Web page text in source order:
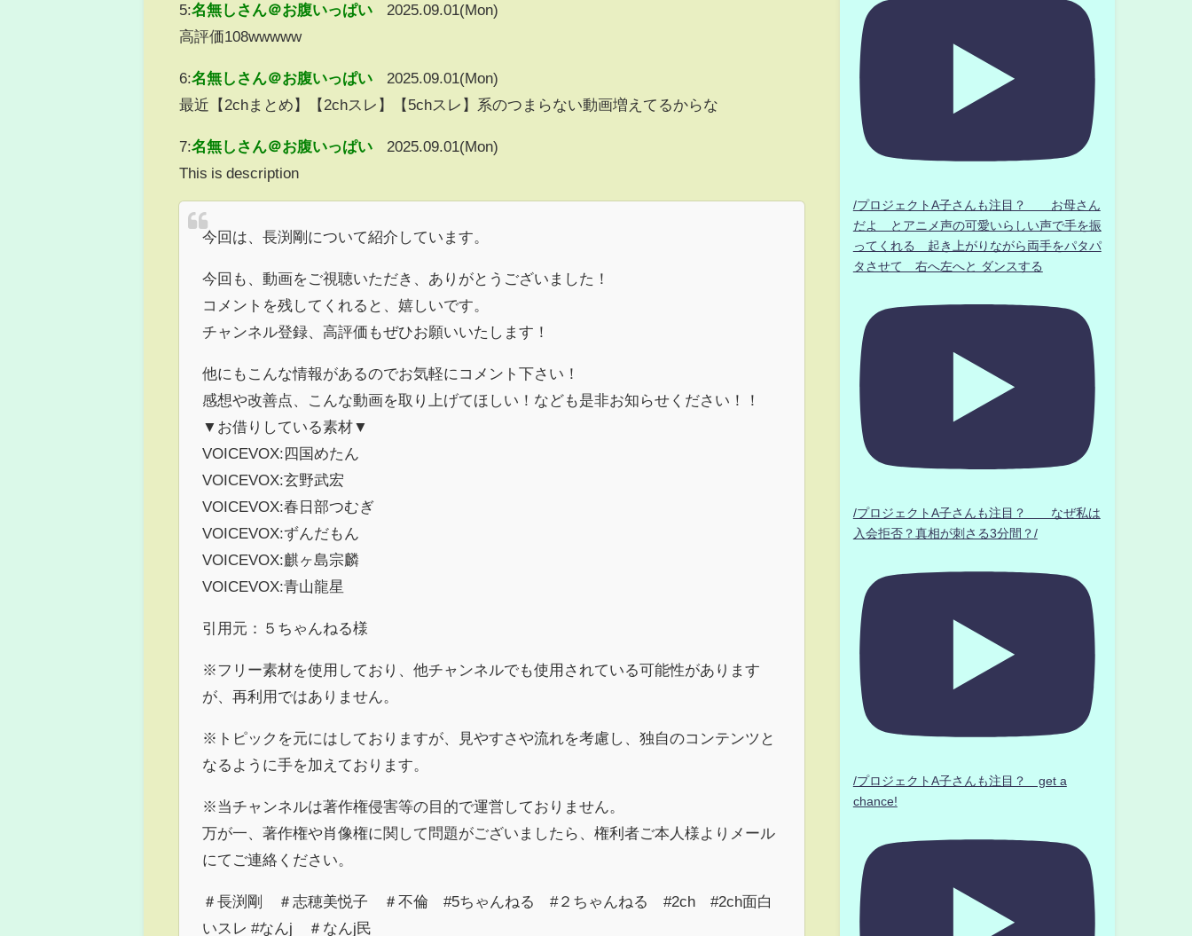
5:名無しさん＠お腹いっぱい
2025.09.01(Mon)
高評価108wwwww
6:名無しさん＠お腹いっぱい
2025.09.01(Mon)
最近【2chまとめ】【2chスレ】【5chスレ】系のつまらない動画増えてるからな
7:名無しさん＠お腹いっぱい
2025.09.01(Mon)
This is description
今回は、長渕剛について紹介しています。
今回も、動画をご視聴いただき、ありがとうございました！
コメントを残してくれると、嬉しいです。
チャンネル登録、高評価もぜひお願いいたします！
他にもこんな情報があるのでお気軽にコメント下さい！
感想や改善点、こんな動画を取り上げてほしい！なども是非お知らせください！！
▼お借りしている素材▼
VOICEVOX:四国めたん
VOICEVOX:玄野武宏
VOICEVOX:春日部つむぎ
VOICEVOX:ずんだもん
VOICEVOX:麒ヶ島宗麟
VOICEVOX:青山龍星
引用元：５ちゃんねる様
※フリー素材を使用しており、他チャンネルでも使用されている可能性があります
が、再利用ではありません。
※トピックを元にはしておりますが、見やすさや流れを考慮し、独自のコンテンツと
なるように手を加えております。
※当チャンネルは著作権侵害等の目的で運営しておりません。
万が一、著作権や肖像権に関して問題がございましたら、権利者ご本人様よりメール
にてご連絡ください。
＃長渕剛 ＃志穂美悦子 ＃不倫 #5ちゃんねる #２ちゃんねる #2ch #2ch面白
いスレ #なんj ＃なんj民
/プロジェクトA子さんも注目？ お母さん
だよ とアニメ声の可愛いらしい声で手を振
ってくれる 起き上がりながら両手をパタパ
タさせて 右へ左へと ダンスする
/プロジェクトA子さんも注目？ なぜ私は
入会拒否？真相が刺さる3分間？/
/プロジェクトA子さんも注目？ get a
chance!